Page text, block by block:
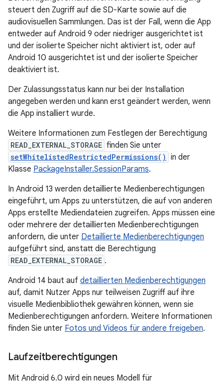
steuert den Zugriff auf die SD-Karte sowie auf die
audiovisuellen Sammlungen. Das ist der Fall, wenn die App
entweder auf Android 9 oder niedriger ausgerichtet ist
und der isolierte Speicher nicht aktiviert ist, oder auf
Android 10 ausgerichtet ist und der isolierte Speicher
deaktiviert ist.
Der Zulassungsstatus kann nur bei der Installation
angegeben werden und kann erst geändert werden, wenn
die App installiert wurde.
Weitere Informationen zum Festlegen der Berechtigung
READ_EXTERNAL_STORAGE finden Sie unter
setWhitelistedRestrictedPermissions() in der
Klasse PackageInstaller.SessionParams.
In Android 13 werden detaillierte Medienberechtigungen
eingeführt, um Apps zu unterstützen, die auf von anderen
Apps erstellte Mediendateien zugreifen. Apps müssen eine
oder mehrere der detaillierten Medienberechtigungen
anfordern, die unter Detaillierte Medienberechtigungen
aufgeführt sind, anstatt die Berechtigung
READ_EXTERNAL_STORAGE .
Android 14 baut auf detaillierten Medienberechtigungen
auf, damit Nutzer Apps nur teilweisen Zugriff auf ihre
visuelle Medienbibliothek gewähren können, wenn sie
Medienberechtigungen anfordern. Weitere Informationen
finden Sie unter Fotos und Videos für andere freigeben.
Laufzeitberechtigungen
Mit Android 6.0 wird ein neues Modell für